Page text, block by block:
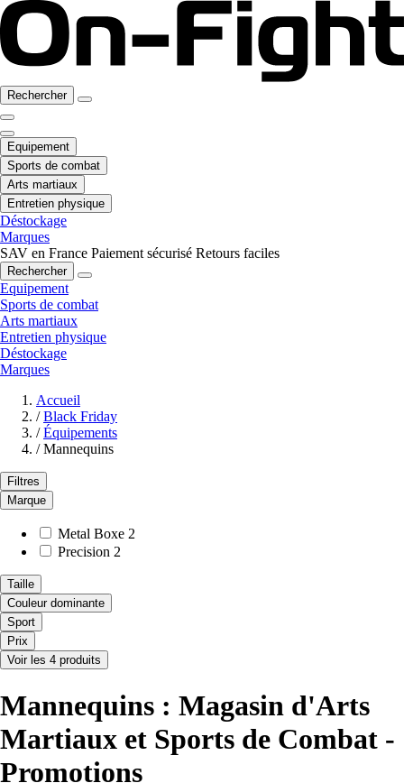
Rechercher
Equipement
Sports de combat
Arts martiaux
Entretien physique
Déstockage
Marques
SAV en France Paiement sécurisé Retours faciles
Rechercher
Equipement
Sports de combat
Arts martiaux
Entretien physique
Déstockage
Marques
Accueil
/ Black Friday
/ Équipements
/ Mannequins
Filtres
Marque
Metal Boxe 2
Precision 2
Taille
Couleur dominante
Sport
Prix
Voir les 4 produits
Mannequins : Magasin d'Arts
Martiaux et Sports de Combat -
Promotions